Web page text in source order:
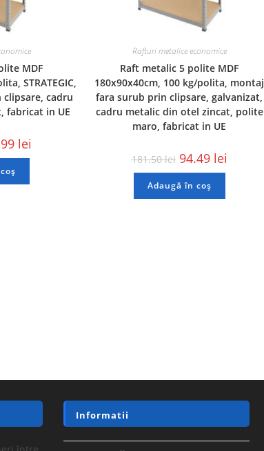
MDF
STRATEGIC,
cadru
fabricat in UE
lei
Rafturi metalice economice
Raft metalic 5 polite MDF
180x90x40cm, 100 kg/polita, montaj
fara surub prin clipsare, galvanizat,
cadru metalic din otel zincat, polite
maro, fabricat in UE
181.50lei 94.49 lei
Adaugă în coș
Informatii